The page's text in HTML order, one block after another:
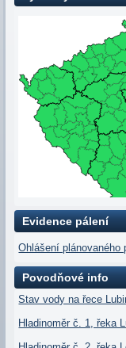
Evidence pálení
Ohlášení plánovaného
Povodňové info
Stav vody na řece
Hladinoměr č. 1, řeka